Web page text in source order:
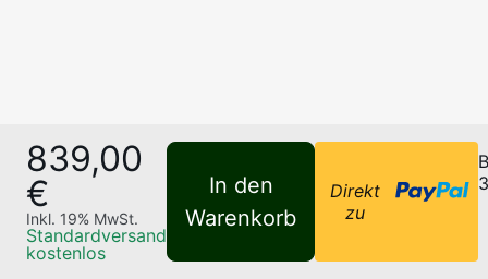
839,00
€
Inkl. 19% MwSt.
Standardversand
kostenlos
In den
Warenkorb
Direkt
zu